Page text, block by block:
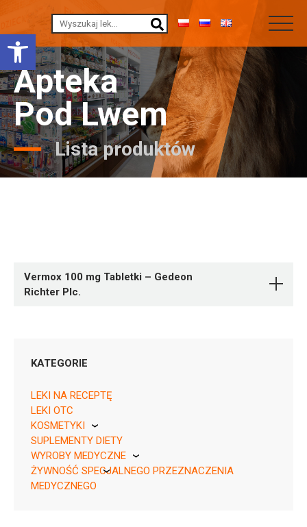
Otwórz pasek narzędzi
Apteka
Pod Lwem
Lista produktów
Vermox 100 mg Tabletki – Gedeon
Richter Plc.
05909990250615 ¦ Rp ¦ 10561
6 tabl.
KATEGORIE
LEKI NA RECEPTĘ
LEKI OTC
KOSMETYKI
Pierre Fabre
SUPLEMENTY DIETY
WYROBY MEDYCZNE
KikGel
ŻYWNOŚĆ SPECJALNEGO PRZEZNACZENIA
MEDYCZNEGO